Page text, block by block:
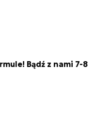
Bądź z nami 7-8